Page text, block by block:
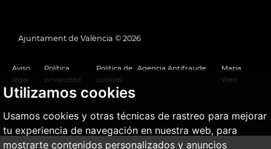
Utilizamos cookies
Usamos cookies y otras técnicas de rastreo para mejorar
tu experiencia de navegación en nuestra web, para
mostrarte contenidos personalizados y anuncios
Ajuntament de València © 2026
Aviso
legal
Política
privacidad
Política de
cookies
Agencia Antifraude
Mapa
Web